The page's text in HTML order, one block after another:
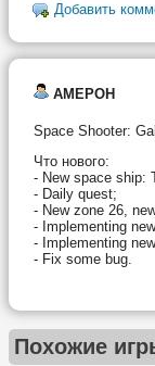
Добавить
AMEPOH
Space Shooter:
Что нового:
- New space ship:
- Daily quest;
- New zone 26,
- Implementing
- Implementing
- Fix some bug.
Похожие